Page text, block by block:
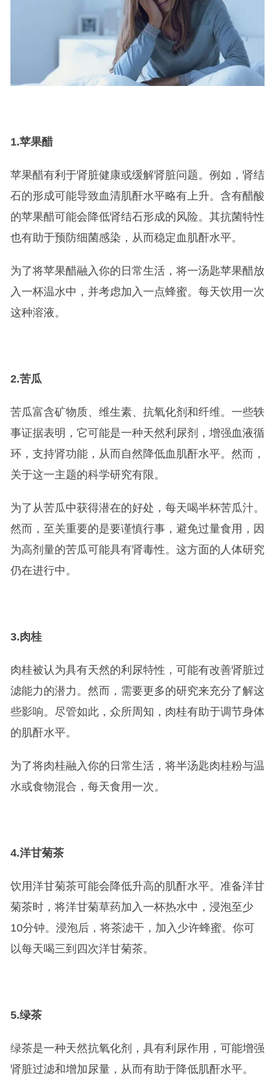
1.苹果醋
苹果醋有利于肾脏健康或缓解肾脏问题。例如，肾结
石的形成可能导致血清肌酐水平略有上升。含有醋酸
的苹果醋可能会降低肾结石形成的风险。其抗菌特性
也有助于预防细菌感染，从而稳定血肌酐水平。
为了将苹果醋融入你的日常生活，将一汤匙苹果醋放
入一杯温水中，并考虑加入一点蜂蜜。每天饮用一次
这种溶液。
2.苦瓜
苦瓜富含矿物质、维生素、抗氧化剂和纤维。一些轶
事证据表明，它可能是一种天然利尿剂，增强血液循
环，支持肾功能，从而自然降低血肌酐水平。然而，
关于这一主题的科学研究有限。
为了从苦瓜中获得潜在的好处，每天喝半杯苦瓜汁。
然而，至关重要的是要谨慎行事，避免过量食用，因
为高剂量的苦瓜可能具有肾毒性。这方面的人体研究
仍在进行中。
3.肉桂
肉桂被认为具有天然的利尿特性，可能有改善肾脏过
滤能力的潜力。然而，需要更多的研究来充分了解这
些影响。尽管如此，众所周知，肉桂有助于调节身体
的肌酐水平。
为了将肉桂融入你的日常生活，将半汤匙肉桂粉与温
水或食物混合，每天食用一次。
4.洋甘菊茶
饮用洋甘菊茶可能会降低升高的肌酐水平。准备洋甘
菊茶时，将洋甘菊草药加入一杯热水中，浸泡至少
10分钟。浸泡后，将茶滤干，加入少许蜂蜜。你可
以每天喝三到四次洋甘菊茶。
5.绿茶
绿茶是一种天然抗氧化剂，具有利尿作用，可能增强
肾脏过滤和增加尿量，从而有助于降低肌酐水平。